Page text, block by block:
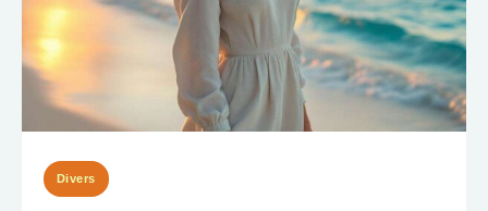
Divers